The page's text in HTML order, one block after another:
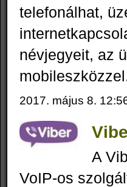
telefonálhat,
névjegyeit, az
2017. május 8.
A
VoIP-os